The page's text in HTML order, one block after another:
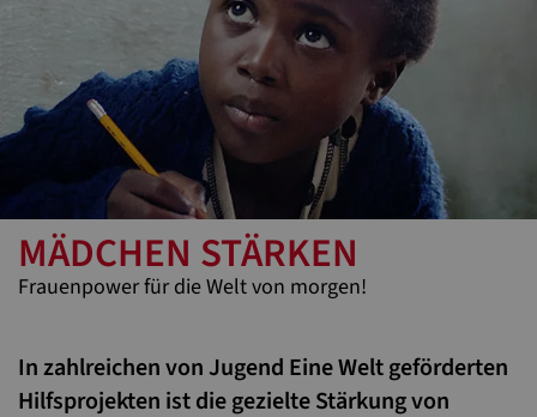
MÄDCHEN STÄRKEN
Frauenpower für die Welt von morgen!
In zahlreichen von Jugend Eine Welt geförderten
Hilfsprojekten ist die gezielte Stärkung von